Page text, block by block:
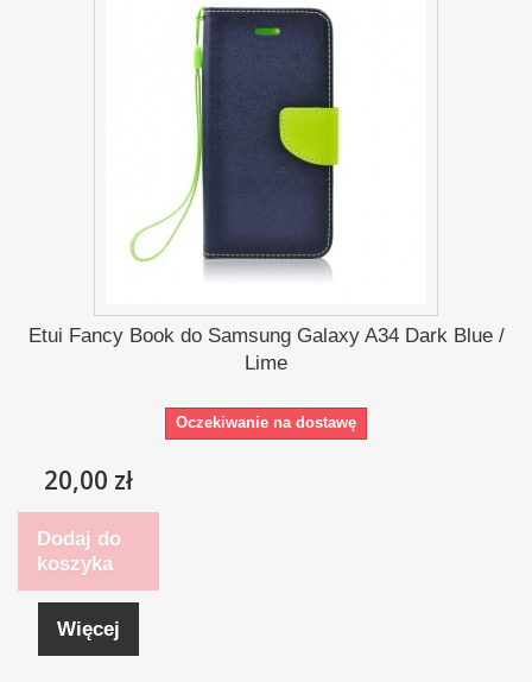
Etui Fancy Book do Samsung Galaxy A34 Dark Blue /
Lime
Oczekiwanie na dostawę
20,00 zł
Dodaj do
koszyka
Więcej